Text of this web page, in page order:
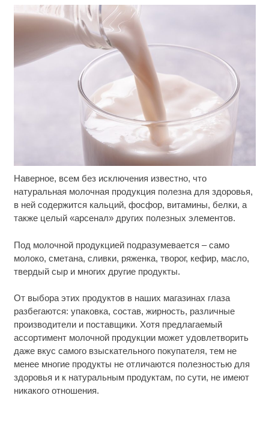
Наверное, всем без исключения известно, что
натуральная молочная продукция полезна для здоровья,
в ней содержится кальций, фосфор, витамины, белки, а
также целый «арсенал» других полезных элементов.
Под молочной продукцией подразумевается – само
молоко, сметана, сливки, ряженка, творог, кефир, масло,
твердый сыр и многих другие продукты.
От выбора этих продуктов в наших магазинах глаза
разбегаются: упаковка, состав, жирность, различные
производители и поставщики. Хотя предлагаемый
ассортимент молочной продукции может удовлетворить
даже вкус самого взыскательного покупателя, тем не
менее многие продукты не отличаются полезностью для
здоровья и к натуральным продуктам, по сути, не имеют
никакого отношения.
Ролик длится несколько секунд, а смеяться вы
будете долго
Королева вагона отожгла! Видео не оставит
равнодушным
Этот танец невесты оставит вас без слов!
Пересмотрела 10 раз